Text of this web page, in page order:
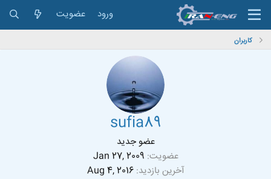
ورود عضویت
کاربران
sufia89
عضو جدید
عضویت Jan 27, 2009
آخرین بازدید Aug 4, 2016